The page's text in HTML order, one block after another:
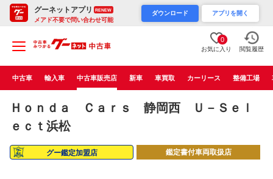
グーネットアプリ RENEW
メアド不要で問い合わせ可能
ダウンロード アプリを開く
0
お気に入り 閲覧履歴
中古車 輸入車 中古車販売店 新車 車買取 カーリース 整備工場
Ｈｏｎｄａ Ｃａｒｓ 静岡西 Ｕ－Ｓｅｌ
ｅｃｔ浜松
グー鑑定加盟店 鑑定書付車両取扱店